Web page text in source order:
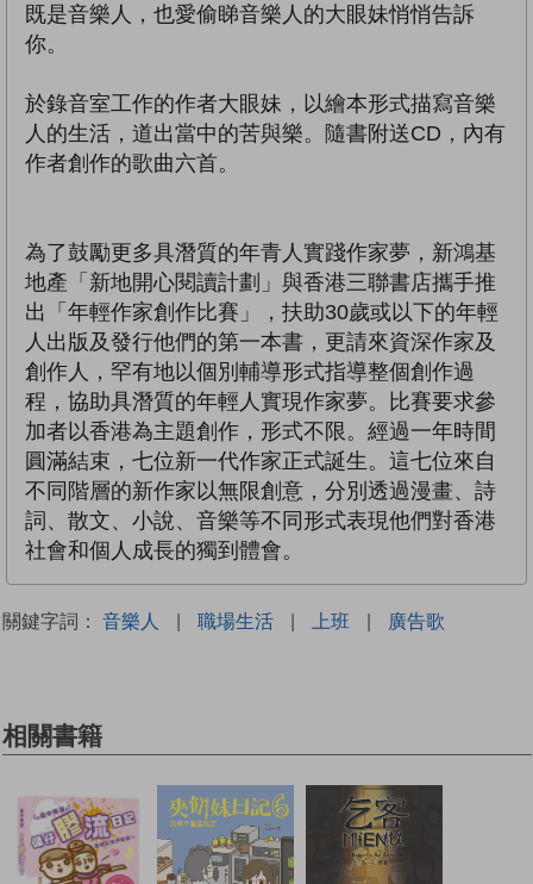
既是音樂人，也愛偷睇音樂人的大眼妹悄悄告訴
你。
於錄音室工作的作者大眼妹，以繪本形式描寫音樂
人的生活，道出當中的苦與樂。隨書附送CD，內有
作者創作的歌曲六首。
為了鼓勵更多具潛質的年青人實踐作家夢，新鴻基
地產「新地開心閱讀計劃」與香港三聯書店攜手推
出「年輕作家創作比賽」，扶助30歲或以下的年輕
人出版及發行他們的第一本書，更請來資深作家及
創作人，罕有地以個別輔導形式指導整個創作過
程，協助具潛質的年輕人實現作家夢。比賽要求參
加者以香港為主題創作，形式不限。經過一年時間
圓滿結束，七位新一代作家正式誕生。這七位來自
不同階層的新作家以無限創意，分別透過漫畫、詩
詞、散文、小說、音樂等不同形式表現他們對香港
社會和個人成長的獨到體會。
關鍵字詞： 音樂人 | 職場生活 | 上班 | 廣告歌
相關書籍